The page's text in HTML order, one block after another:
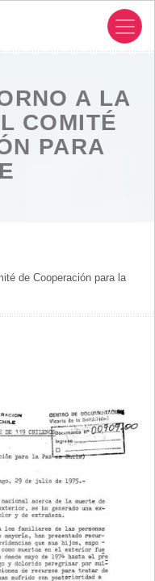
A LA
COMITÉ
PARA
de Cooperación para la